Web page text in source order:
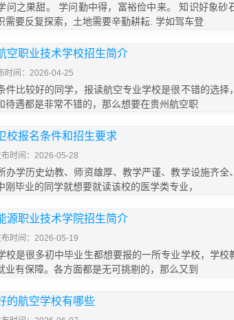
问之果甜。 学问勤中得，富裕俭中来。 知识好象砂
需要反复探索，土地需要辛勤耕耘. 学如驾车登
空职业技术学校招生简介
时间：2026-04-25
件比较好的同学，报读航空专业学校是很不错的选择
待遇都是非常不错的，那么想要在贵州航空职
校报名条件和招生要求
布时间：2026-05-28
办学历史幼教、师资雄厚、教学严谨、教学设施齐全
刚毕业的同学就想要就读该校的医学类专业，
源职业技术学院招生简介
布时间：2026-05-19
校是很多初中毕业生都想要报的一所专业学校，学校
业有保障。各方面都是无可挑剔的，那么又到
的航空学校有哪些